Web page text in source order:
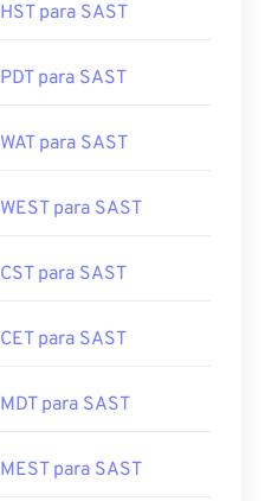
HST para SAST
PDT para SAST
WAT para SAST
WEST para SAST
CST para SAST
CET para SAST
MDT para SAST
MEST para SAST